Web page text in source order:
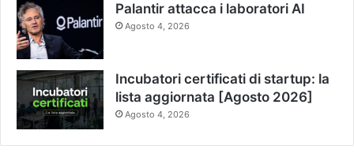
Palantir attacca i laboratori AI
Agosto 4, 2026
Incubatori certificati di startup: la
lista aggiornata [Agosto 2026]
Agosto 4, 2026